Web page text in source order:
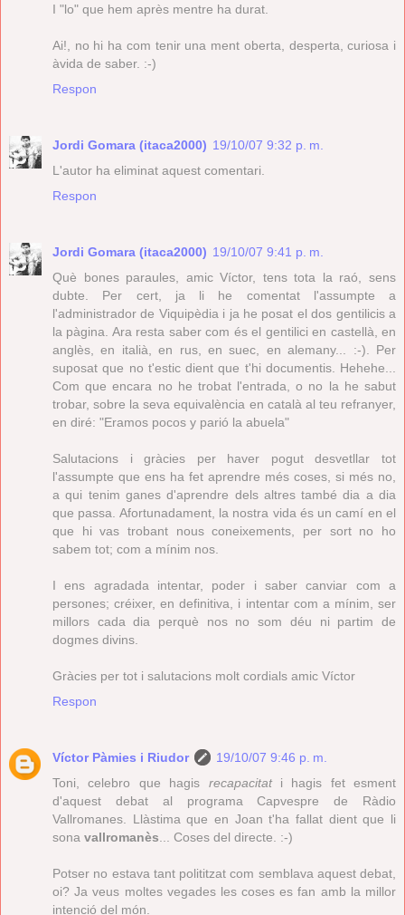
I "lo" que hem après mentre ha durat.
Ai!, no hi ha com tenir una ment oberta, desperta, curiosa i
àvida de saber. :-)
Respon
Jordi Gomara (itaca2000) 19/10/07 9:32 p. m.
L'autor ha eliminat aquest comentari.
Respon
Jordi Gomara (itaca2000) 19/10/07 9:41 p. m.
Què bones paraules, amic Víctor, tens tota la raó, sens
dubte. Per cert, ja li he comentat l'assumpte a
l'administrador de Viquipèdia i ja he posat el dos gentilicis a
la pàgina. Ara resta saber com és el gentilici en castellà, en
anglès, en italià, en rus, en suec, en alemany... :-). Per
suposat que no t'estic dient que t'hi documentis. Hehehe...
Com que encara no he trobat l'entrada, o no la he sabut
trobar, sobre la seva equivalència en català al teu refranyer,
en diré: "Eramos pocos y parió la abuela"
Salutacions i gràcies per haver pogut desvetllar tot
l'assumpte que ens ha fet aprendre més coses, si més no,
a qui tenim ganes d'aprendre dels altres també dia a dia
que passa. Afortunadament, la nostra vida és un camí en el
que hi vas trobant nous coneixements, per sort no ho
sabem tot; com a mínim nos.
I ens agradada intentar, poder i saber canviar com a
persones; créixer, en definitiva, i intentar com a mínim, ser
millors cada dia perquè nos no som déu ni partim de
dogmes divins.
Gràcies per tot i salutacions molt cordials amic Víctor
Respon
Víctor Pàmies i Riudor
19/10/07 9:46 p. m.
Toni, celebro que hagis recapacitati hagis fet esment
d'aquest debat al programa Capvespre de Ràdio
Vallromanes. Llàstima que en Joan t'ha fallat dient que li
sona vallromanès ... Coses del directe. :-)
Potser no estava tant polititzat com semblava aquest debat,
oi? Ja veus moltes vegades les coses es fan amb la millor
intenció del món.